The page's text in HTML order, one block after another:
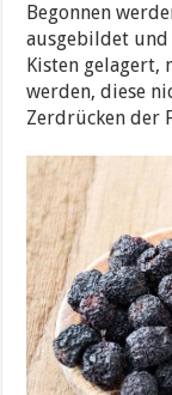
Begonnen
ausgebildet und
Kisten gelagert,
werden, diese
Zerdrücken der